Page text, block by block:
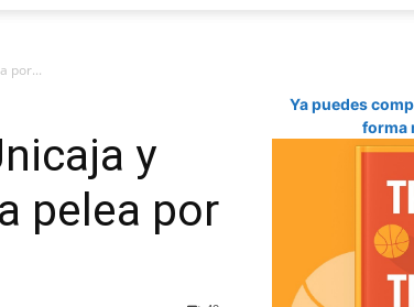
por...
y
pelea por
Ya puedes
forma